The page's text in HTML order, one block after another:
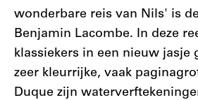
wonderbare reis van Nils' is
Benjamin Lacombe. In deze
klassiekers in een nieuw jasje
zeer kleurrijke, vaak
Duque zijn